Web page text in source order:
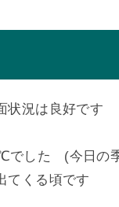
状況は良好です
した (今日の
てくる頃です